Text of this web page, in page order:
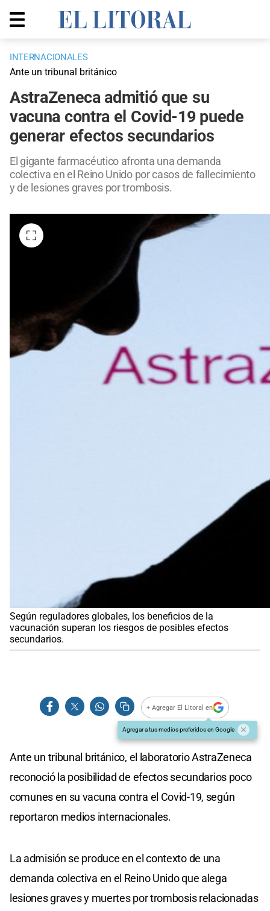
INTERNACIONALES
Ante un tribunal británico
AstraZeneca admitió que su
vacuna contra el Covid-19 puede
generar efectos secundarios
El gigante farmacéutico afronta una demanda
colectiva en el Reino Unido por casos de fallecimiento
y de lesiones graves por trombosis.
Según reguladores globales, los beneficios de la
vacunación superan los riesgos de posibles efectos
secundarios.
+ Agregar El Litoral en
Agregar a tus medios preferidos en Google
Ante un tribunal británico, el laboratorio AstraZeneca
reconoció la posibilidad de efectos secundarios poco
comunes en su vacuna contra el Covid-19, según
reportaron medios internacionales.
La admisión se produce en el contexto de una
demanda colectiva en el Reino Unido que alega
lesiones graves y muertes por trombosis relacionadas